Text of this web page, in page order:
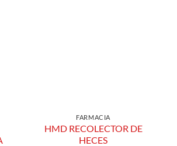
FARMACIA
HMD RECOLECTOR DE
HECES